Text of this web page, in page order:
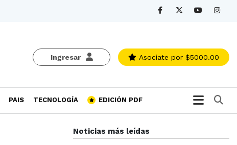
Ingresar Asociate por $5000.00
PAIS TECNOLOGÍA EDICIÓN PDF
Noticias más leídas